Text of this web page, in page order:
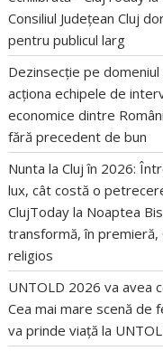
Consiliul Județean Cluj
pentru publicul larg
Dezinsecție pe domeniul
acționa echipele de
economice dintre
fără precedent de bun
Nunta la Cluj în 2026:
lux, cât costă o
ClujToday la Noaptea
transformă, în premieră,
religios
UNTOLD 2026 va avea
Cea mai mare scenă de
va prinde viață la